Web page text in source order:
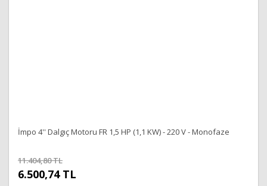
İmpo 4'' Dalgıç Motoru FR 1,5 HP (1,1 KW) - 220 V - Monofaze
11.404,80 TL
6.500,74 TL